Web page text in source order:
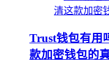
Trust钱包有用
款加密钱包的